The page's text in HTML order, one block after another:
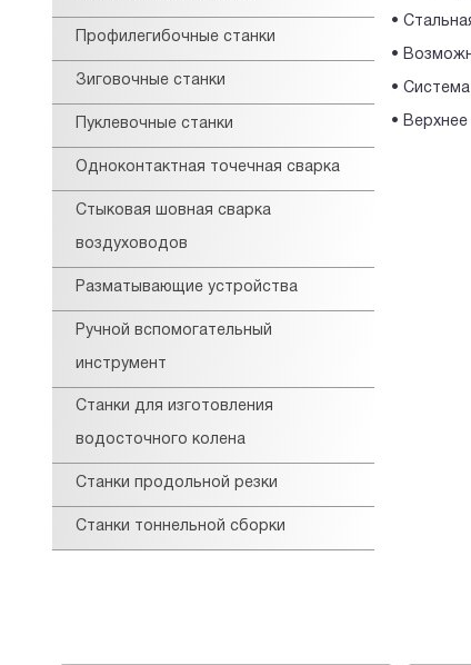
Профилегибочные станки
Зиговочные станки
Пуклевочные станки
Одноконтактная точечная сварка
Стыковая шовная сварка
воздуховодов
Разматывающие устройства
Ручной вспомогательный
инструмент
Станки для изготовления
водосточного колена
Станки продольной резки
Станки тоннельной сборки
•
•
•
•